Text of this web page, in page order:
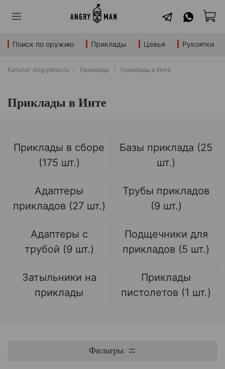
Поиск по оружию Приклады Цевья Рукоятки
Каталог AngryMan.ru Приклады Приклады в Инте
Приклады в Инте
Приклады в сборе
(175 шт.)
Базы приклада (25
шт.)
Адаптеры
прикладов (27 шт.)
Трубы прикладов
(9 шт.)
Адаптеры с
трубой (9 шт.)
Подщечники для
прикладов (5 шт.)
Затыльники на
приклады
Приклады
пистолетов (1 шт.)
Фильтры